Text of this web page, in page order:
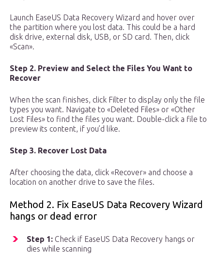
Launch EaseUS Data Recovery Wizard and hover over
the partition where you lost data. This could be a hard
disk drive, external disk, USB, or SD card. Then, click
«Scan».
Step 2. Preview and Select the Files You Want to
Recover
When the scan finishes, click Filter to display only the file
types you want. Navigate to «Deleted Files» or «Other
Lost Files» to find the files you want. Double-click a file to
preview its content, if you’d like.
Step 3. Recover Lost Data
After choosing the data, click «Recover» and choose a
location on another drive to save the files.
Method 2. Fix EaseUS Data Recovery Wizard
hangs or dead error
Step 1: Check if EaseUS Data Recovery hangs or
dies while scanning